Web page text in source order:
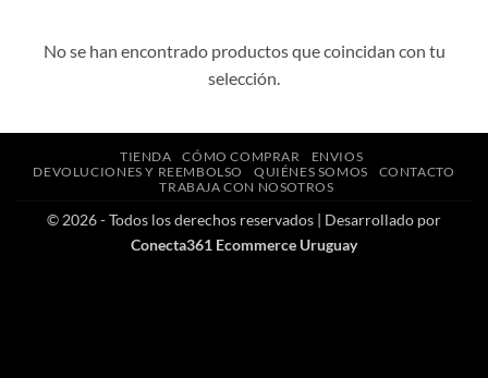
No se han encontrado productos que coincidan con tu
selección.
TIENDA CÓMO COMPRAR
ENVIOS
DEVOLUCIONES Y REEMBOLSO
QUIÉNES SOMOS
CONTACTO
TRABAJA CON NOSOTROS
© 2026 - Todos los derechos reservados | Desarrollado por
Conecta361 Ecommerce Uruguay